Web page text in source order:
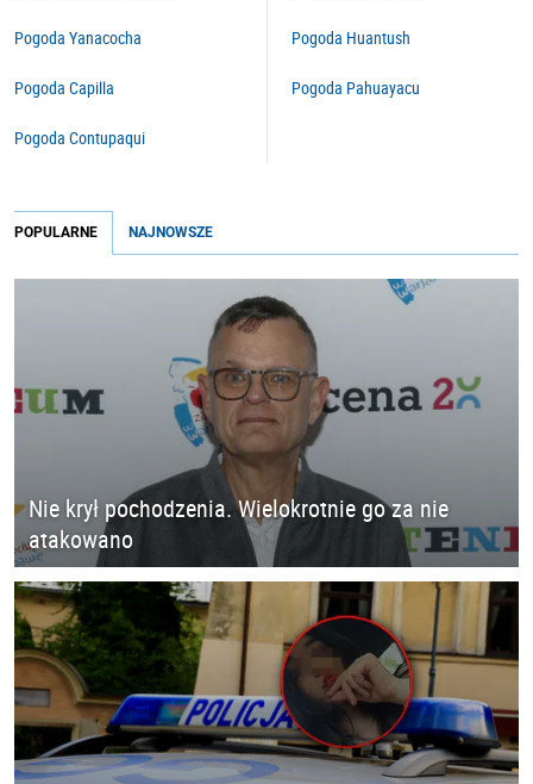
Pogoda Yanacocha
Pogoda Capilla
Pogoda Contupaqui
Pogoda Huantush
Pogoda Pahuayacu
POPULARNE NAJNOWSZE
Nie krył pochodzenia. Wielokrotnie go za nie
atakowano